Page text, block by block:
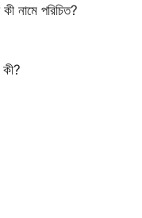
কী নামে পরিচিত?
কী?